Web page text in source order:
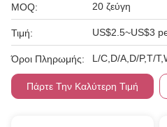
MOQ: 20 ζεύγη
Τιμή: US$2.5~US$3
Όροι Πληρωμής: L/C,D/A,D/P,T/
Πάρτε Την Καλύτερη Τιμή